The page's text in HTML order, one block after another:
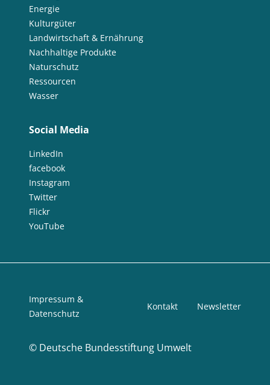
Energie
Kulturgüter
Landwirtschaft & Ernährung
Nachhaltige Produkte
Naturschutz
Ressourcen
Wasser
Social Media
LinkedIn
facebook
Instagram
Twitter
Flickr
YouTube
© Deutsche Bundesstiftung Umwelt
Impressum &
Datenschutz
Kontakt Newsletter